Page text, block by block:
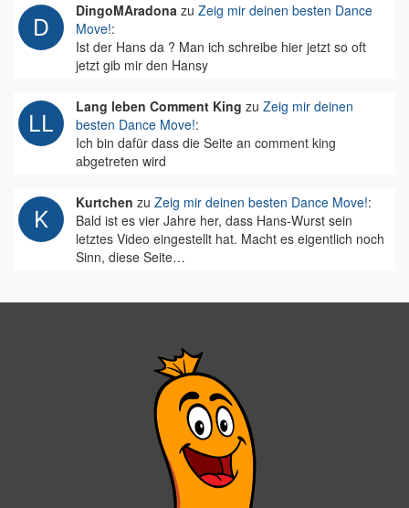
DingoMAradona zu Zeig mir deinen besten Dance
Move!:
Ist der Hans da ? Man ich schreibe hier jetzt so oft
jetzt gib mir den Hansy
Lang leben Comment King zu Zeig mir deinen
besten Dance Move!:
Ich bin dafür dass die Seite an comment king
abgetreten wird
Kurtchen zu Zeig mir deinen besten Dance Move!:
Bald ist es vier Jahre her, dass Hans-Wurst sein
letztes Video eingestellt hat. Macht es eigentlich noch
Sinn, diese Seite…